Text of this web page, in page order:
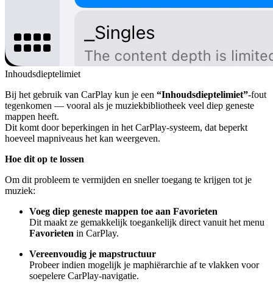
Inhoudsdieptelimiet
Bij het gebruik van CarPlay kun je een “Inhoudsdieptelimiet”-fout
tegenkomen — vooral als je muziekbibliotheek veel diep geneste
mappen heeft.
Dit komt door beperkingen in het CarPlay-systeem, dat beperkt
hoeveel mapniveaus het kan weergeven.
Hoe dit op te lossen
Om dit probleem te vermijden en sneller toegang te krijgen tot je
muziek:
Voeg diep geneste mappen toe aan Favorieten
Dit maakt ze gemakkelijk toegankelijk direct vanuit het menu
Favorieten in CarPlay.
Vereenvoudig je mapstructuur
Probeer indien mogelijk je maphiërarchie af te vlakken voor
soepelere CarPlay-navigatie.